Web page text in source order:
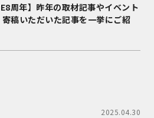
周年】昨年の取材記事やイベント
寄稿いただいた記事を一挙にご紹
2025.04.30